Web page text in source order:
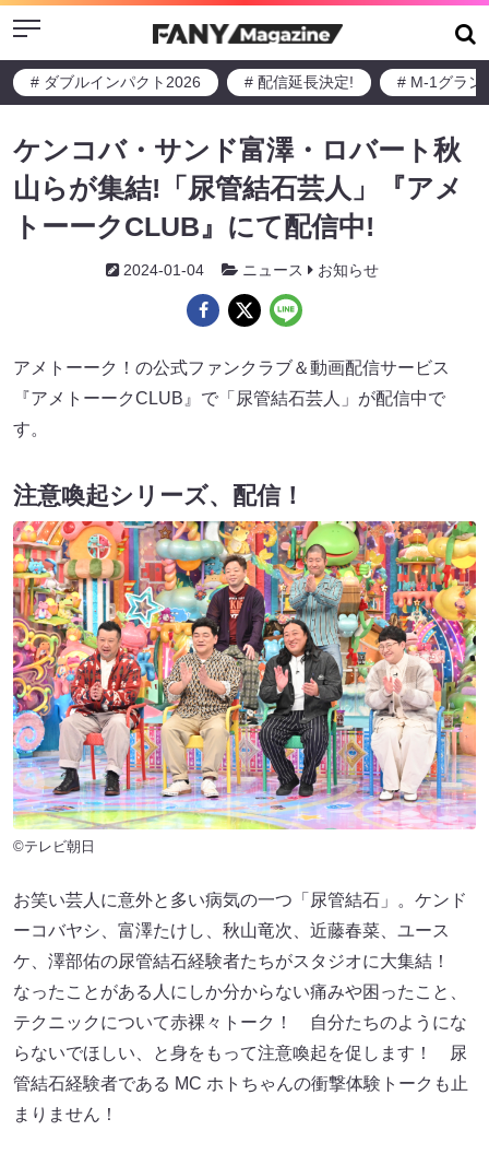
Menu
# ダブルインパクト2026 # 配信延長決定! # M-1グラン
ケンコバ・サンド富澤・ロバート秋
山らが集結!「尿管結石芸人」『アメ
トーークCLUB』にて配信中!
2024-01-04 ニュース お知らせ
アメトーーク！の公式ファンクラブ＆動画配信サービス
『アメトーークCLUB』で「尿管結石芸人」が配信中で
す。
注意喚起シリーズ、配信！
©テレビ朝日
お笑い芸人に意外と多い病気の一つ「尿管結石」。ケンド
ーコバヤシ、富澤たけし、秋山竜次、近藤春菜、ユース
ケ、澤部佑の尿管結石経験者たちがスタジオに大集結！
なったことがある人にしか分からない痛みや困ったこと、
テクニックについて赤裸々トーク！ 自分たちのようにな
らないでほしい、と身をもって注意喚起を促します！ 尿
管結石経験者である MC ホトちゃんの衝撃体験トークも止
まりません！